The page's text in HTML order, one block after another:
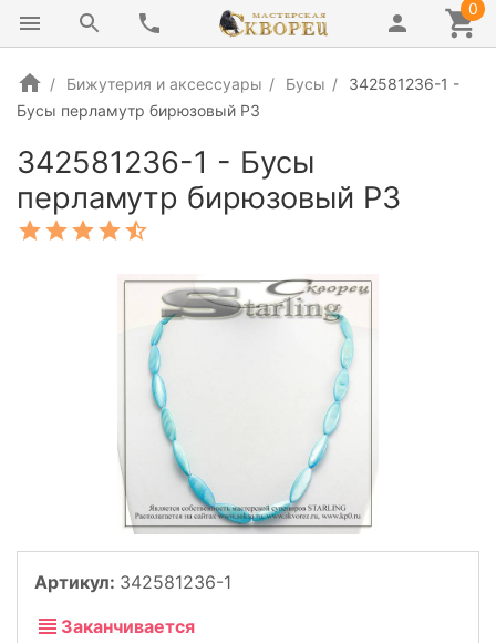
0
Бижутерия и аксессуары Бусы
342581236-1 -
Бусы перламутр бирюзовый РЗ
342581236-1 - Бусы
перламутр бирюзовый РЗ
Артикул: 342581236-1
Заканчивается